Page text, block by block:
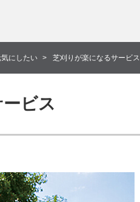
にしたい 芝刈りが楽になるサービス
ビス